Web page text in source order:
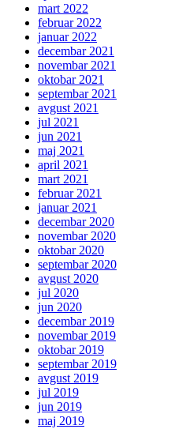
mart 2022
februar 2022
januar 2022
decembar 2021
novembar 2021
oktobar 2021
septembar 2021
avgust 2021
jul 2021
jun 2021
maj 2021
april 2021
mart 2021
februar 2021
januar 2021
decembar 2020
novembar 2020
oktobar 2020
septembar 2020
avgust 2020
jul 2020
jun 2020
decembar 2019
novembar 2019
oktobar 2019
septembar 2019
avgust 2019
jul 2019
jun 2019
maj 2019